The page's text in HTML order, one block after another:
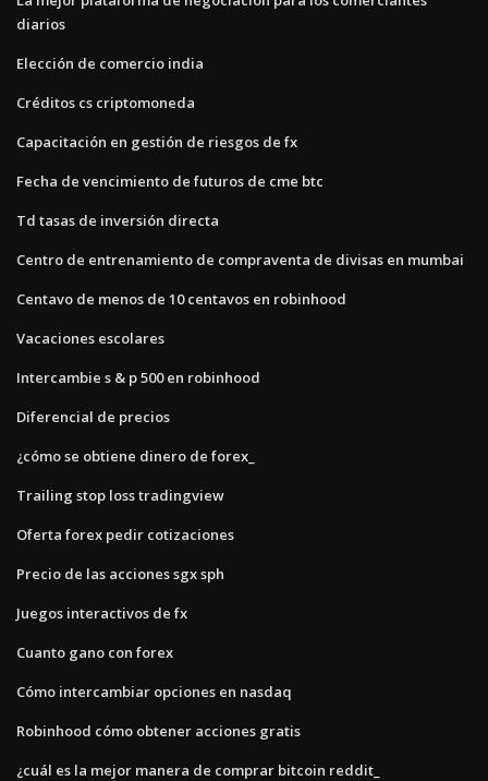
diarios
Elección de comercio india
Créditos cs criptomoneda
Capacitación en gestión de riesgos de fx
Fecha de vencimiento de futuros de cme btc
Td tasas de inversión directa
Centro de entrenamiento de compraventa de divisas en mumbai
Centavo de menos de 10 centavos en robinhood
Vacaciones escolares
Intercambie s & p 500 en robinhood
Diferencial de precios
¿cómo se obtiene dinero de forex_
Trailing stop loss tradingview
Oferta forex pedir cotizaciones
Precio de las acciones sgx sph
Juegos interactivos de fx
Cuanto gano con forex
Cómo intercambiar opciones en nasdaq
Robinhood cómo obtener acciones gratis
¿cuál es la mejor manera de comprar bitcoin reddit_